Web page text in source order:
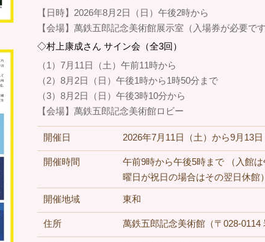
【日時】2026年8月2日（日）午後2時から
【会場】萬鉄五郎記念美術館展示室（入場券が必要です
◇村上康成さん サイン会（全3回）
（1）7月11日（土）午前11時から
（2）8月2日（日）午後1時から1時50分まで
（3）8月2日（日）午後3時10分から
【会場】萬鉄五郎記念美術館ロビー
開催日 2026年7月11日（土）から9月13
開催時間
午前9時から午後5時まで （入館
曜日が祝日の場合はその翌日休館）
開催地域 東和
住所 萬鉄五郎記念美術館（〒028-0114